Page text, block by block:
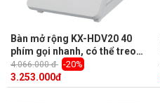
Bàn mở rộng KX-HDV20 40
phím gọi nhanh, có thể treo
tường
4.066.000 đ -20%
3.253.000đ